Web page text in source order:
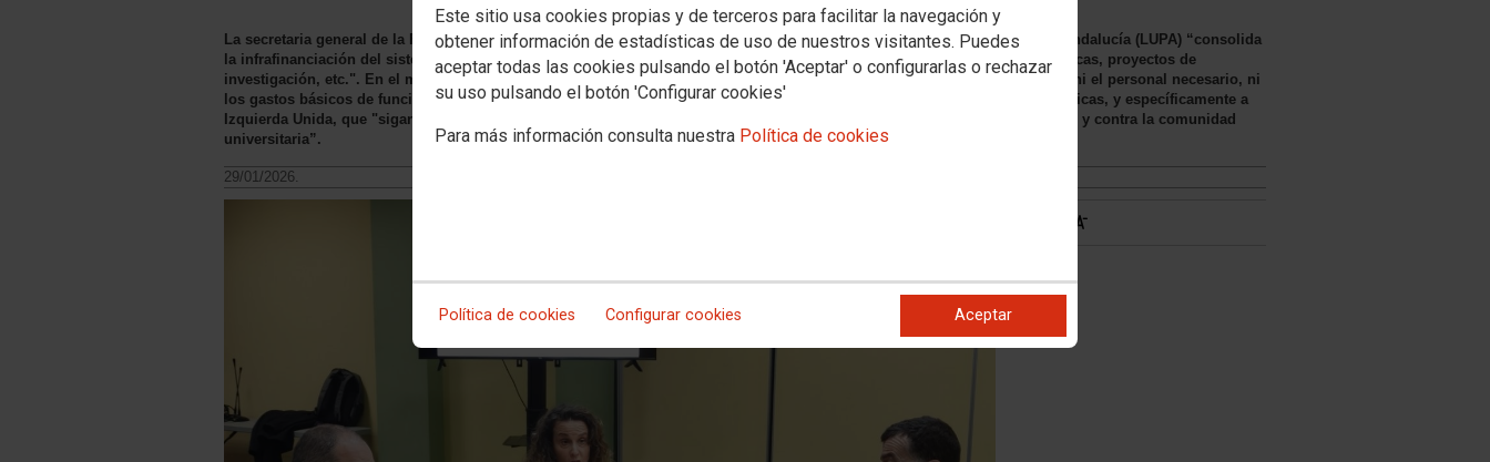
Este sitio usa cookies propias y de terceros para facilitar la navegación y
obtener información de estadísticas de uso de nuestros visitantes. Puedes
aceptar todas las cookies pulsando el botón 'Aceptar' o configurarlas o rechazar
su uso pulsando el botón 'Configurar cookies'
Para más información consulta nuestra Política de cookies
Política de cookies Configurar cookies Aceptar
La secretaria general de la Federación de Enseñanza, Marina Vega, ha advertido que la Ley de Universidades Públicas de Andalucía (LUPA) “consolida
la infrafinanciación del sistema público y abre la puerta al desvío de fondos hacia universidades privadas a través de las becas, proyectos de
investigación, etc.". En el marco de una reunión mantenida con IU, la dirigente ha aseverado que la nueva ley “no asegura ni el personal necesario, ni
los gastos básicos de funcionamiento, ni blinda las becas o las bonificaciones de matrícula” y ha pedido a las fuerzas políticas, y específicamente a
Izquierda Unida, que "sigan dando la batalla en el Parlamento y en la sociedad para corregir una ley que nace sin consenso y contra la comunidad
universitaria”.
29/01/2026.